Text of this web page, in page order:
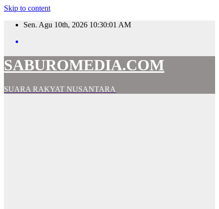
Skip to content
Sen. Agu 10th, 2026 10:30:02 AM
SABUROMEDIA.COM
SUARA RAKYAT NUSANTARA